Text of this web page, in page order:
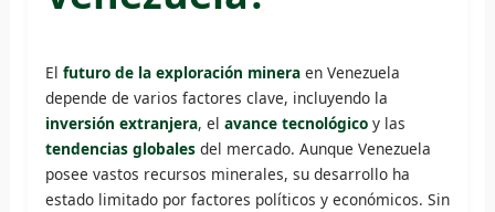
El futuro de la exploración mineraen Venezuela
depende de varios factores clave, incluyendo la
inversión extranjera, el avance tecnológicoy las
tendencias globalesdel mercado. Aunque Venezuela
posee vastos recursos minerales, su desarrollo ha
estado limitado por factores políticos y económicos. Sin